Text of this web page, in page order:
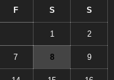
F S S
1 2
7 8 9